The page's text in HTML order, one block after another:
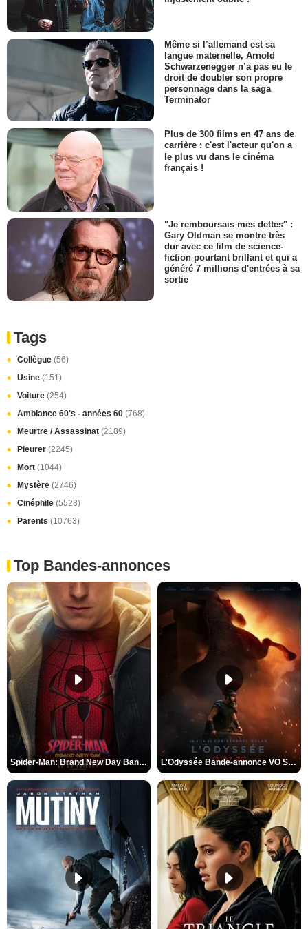
Même si l’allemand est sa
langue maternelle, Arnold
Schwarzenegger n’a pas eu le
droit de doubler son propre
personnage dans la saga
Terminator
Plus de 300 films en 47 ans de
carrière : c'est l'acteur qu'on a
le plus vu dans le cinéma
français !
"Je remboursais mes dettes" :
Gary Oldman se montre très
dur avec ce film de science-
fiction pourtant brillant et qui a
généré 7 millions d'entrées à sa
sortie
Tags
Collègue (56)
Usine (151)
Voiture (254)
Ambiance 60's - années 60 (768)
Meurtre / Assassinat (2189)
Pleurer (2245)
Mort (1044)
Mystère (2746)
Cinéphile (5528)
Parents (10763)
Top Bandes-annonces
Spider-Man: Brand New Day Bande-annonce VO STFR L'Odyssée Bande-annonce VO STFR